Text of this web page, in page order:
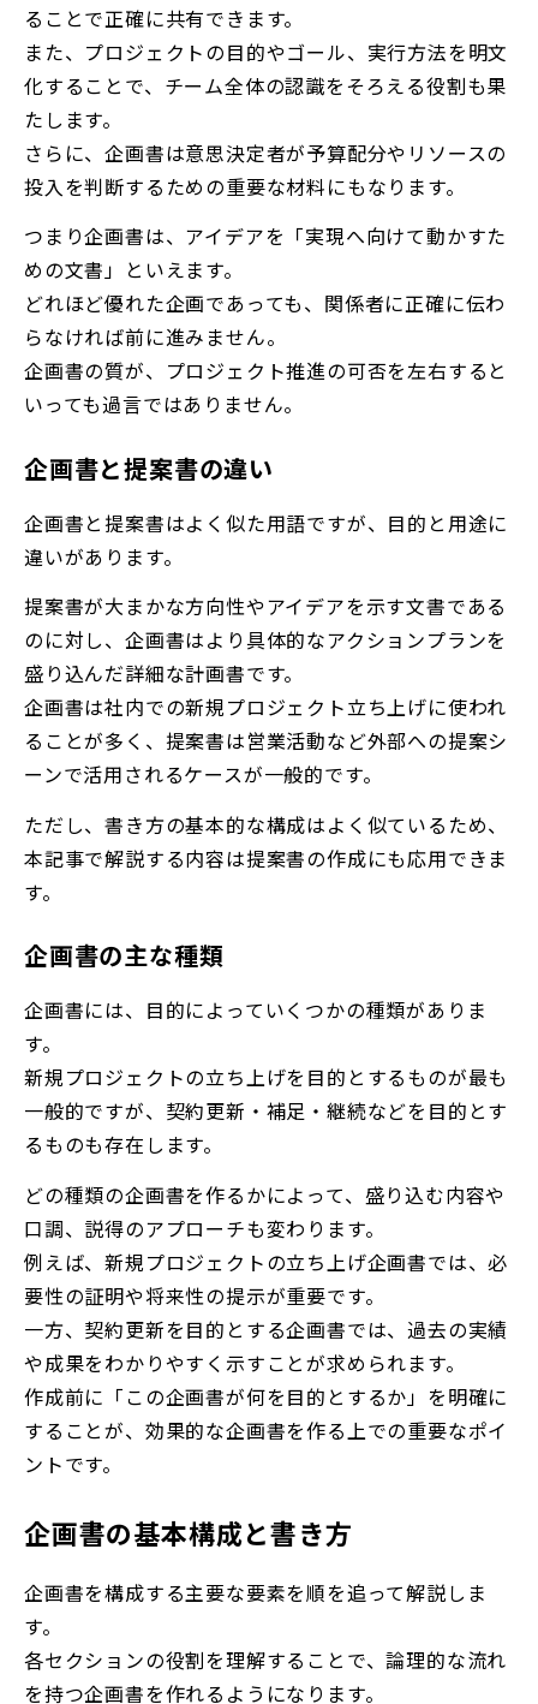
ることで正確に共有できます。
また、プロジェクトの目的やゴール、実行方法を明文
化することで、チーム全体の認識をそろえる役割も果
たします。
さらに、企画書は意思決定者が予算配分やリソースの
投入を判断するための重要な材料にもなります。
つまり企画書は、アイデアを「実現へ向けて動かすた
めの文書」といえます。
どれほど優れた企画であっても、関係者に正確に伝わ
らなければ前に進みません。
企画書の質が、プロジェクト推進の可否を左右すると
いっても過言ではありません。
企画書と提案書の違い
企画書と提案書はよく似た用語ですが、目的と用途に
違いがあります。
提案書が大まかな方向性やアイデアを示す文書である
のに対し、企画書はより具体的なアクションプランを
盛り込んだ詳細な計画書です。
企画書は社内での新規プロジェクト立ち上げに使われ
ることが多く、提案書は営業活動など外部への提案シ
ーンで活用されるケースが一般的です。
ただし、書き方の基本的な構成はよく似ているため、
本記事で解説する内容は提案書の作成にも応用できま
す。
企画書の主な種類
企画書には、目的によっていくつかの種類がありま
す。
新規プロジェクトの立ち上げを目的とするものが最も
一般的ですが、契約更新・補足・継続などを目的とす
るものも存在します。
どの種類の企画書を作るかによって、盛り込む内容や
口調、説得のアプローチも変わります。
例えば、新規プロジェクトの立ち上げ企画書では、必
要性の証明や将来性の提示が重要です。
一方、契約更新を目的とする企画書では、過去の実績
や成果をわかりやすく示すことが求められます。
作成前に「この企画書が何を目的とするか」を明確に
することが、効果的な企画書を作る上での重要なポイ
ントです。
企画書の基本構成と書き方
企画書を構成する主要な要素を順を追って解説しま
す。
各セクションの役割を理解することで、論理的な流れ
を持つ企画書を作れるようになります。